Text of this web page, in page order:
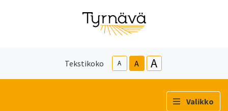
Tekstikoko A A A
Valikko